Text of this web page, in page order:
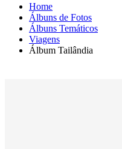
Home
Álbuns de Fotos
Álbuns Temáticos
Viagens
Álbum Tailândia